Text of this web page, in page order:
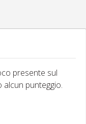
presente sul
punteggio.